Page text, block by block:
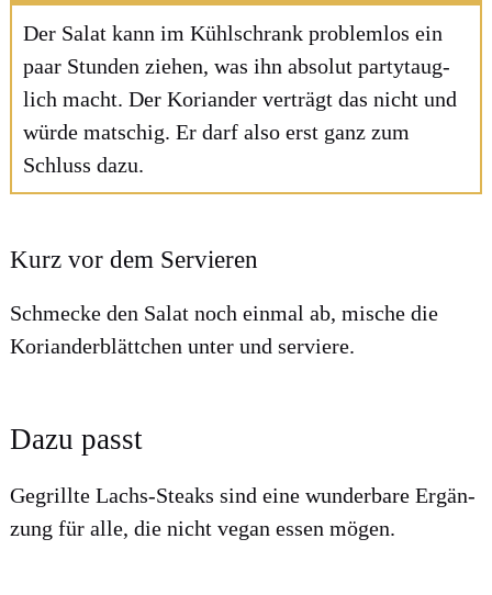
Der Salat kann im Kühl­schrank pro­blem­los ein
paar Stun­den zie­hen, was ihn abso­lut par­ty­taug­
lich macht. Der Kori­an­der ver­trägt das nicht und
wür­de mat­schig. Er darf also erst ganz zum
Schluss dazu.
Kurz vor dem Servieren
Schme­cke den Salat noch ein­mal ab, mische die
Kori­an­der­blätt­chen unter und ser­vie­re.
Dazu passt
Gegrill­te Lachs-Steaks sind eine wun­der­ba­re Ergän­
zung für alle, die nicht vegan essen mögen.